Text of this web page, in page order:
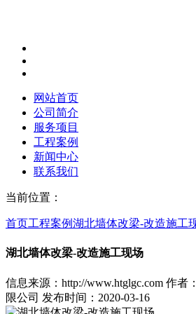
网站首页
公司简介
服务项目
工程案例
新闻中心
联系我们
当前位置：
首页工程案例湖北墙体改梁-改造施工
湖北墙体改梁-改造施工现场
信息来源：http://www.htglgc.com 作者
限公司 发布时间：2020-03-16